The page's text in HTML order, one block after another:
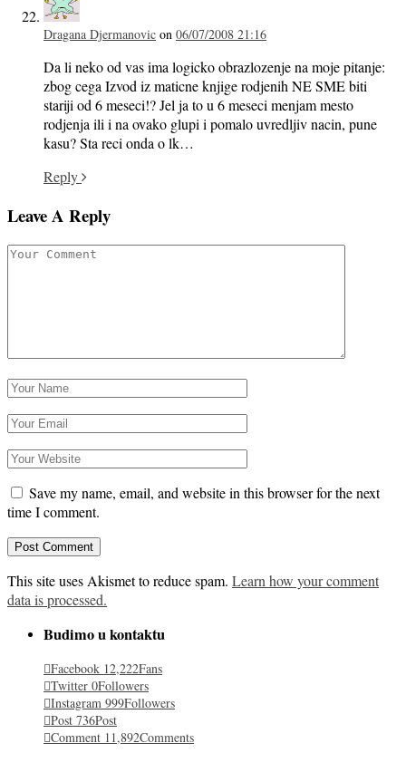
Dragana Djermanovic on 06/07/2008 21:16
Da li neko od vas ima logicko obrazlozenje na moje pitanje:
zbog cega Izvod iz maticne knjige rodjenih NE SME biti
stariji od 6 meseci!? Jel ja to u 6 meseci menjam mesto
rodjenja ili i na ovako glupi i pomalo uvredljiv nacin, pune
kasu? Sta reci onda o lk…
Reply
Leave A Reply
Save my name, email, and website in this browser for the next
time I comment.
This site uses Akismet to reduce spam. Learn how your comment
data is processed.
Budimo u kontaktu
Facebook 12,222Fans
Twitter 0Followers
Instagram 999Followers
Post 736Post
Comment 11,892Comments